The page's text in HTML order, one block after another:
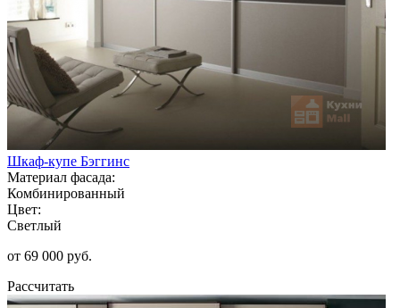
Шкаф-купе Бэггинс
Материал фасада:
Комбинированный
Цвет:
Светлый
от 69 000 руб.
Рассчитать